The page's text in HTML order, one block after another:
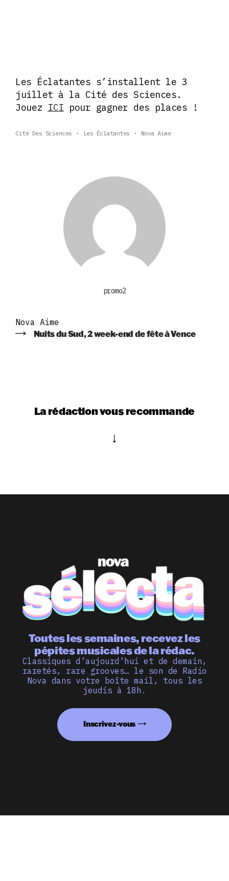
Les Éclatantes s’installent le 3
juillet à la Cité des Sciences.
Jouez ICI pour gagner des places !
Cité Des Sciences Les Éclatantes Nova Aime
promo2
Nova Aime
Nuits du Sud, 2 week-end de fête à Vence
La rédaction vous recommande
Toutes les semaines, recevez les
pépites musicales de la rédac.
Classiques d’aujourd’hui et de demain,
raretés, rare grooves… le son de Radio
Nova dans votre boîte mail, tous les
jeudis à 18h.
Inscrivez-vous